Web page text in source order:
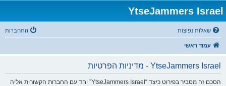
YtseJammers Israel
שאלות נפוצות התחברות
עמוד ראשי
YtseJammers Israel - מדיניות הפרטיות
הסכם זה מסביר בפירוט כיצד “YtseJammers Israel” יחד עם החברות הקשורות אליה